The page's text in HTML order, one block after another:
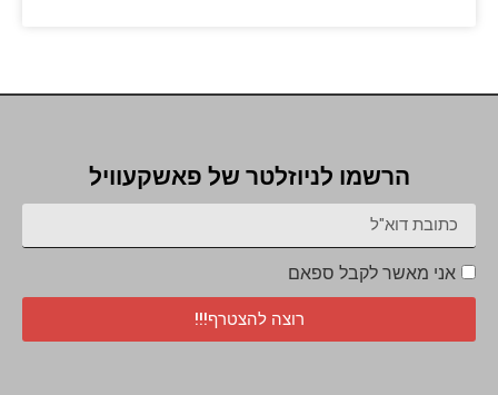
הרשמו לניוזלטר של פאשקעוויל
אני מאשר לקבל ספאם
רוצה להצטרף!!!